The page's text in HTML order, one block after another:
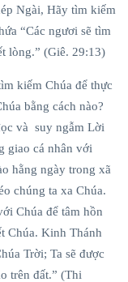
Ngài, Hãy tìm kiếm
“Các ngươi sẽ tìm
lòng.” (Giê. 29:13)
kiếm Chúa để thực
bằng cách nào?
và suy ngẫm Lời
giao cá nhân với
hằng ngày trong xã
chúng ta xa Chúa.
Chúa để tâm hồn
Chúa. Kinh Thánh
Trời; Ta sẽ được
trên đất.” (Thi